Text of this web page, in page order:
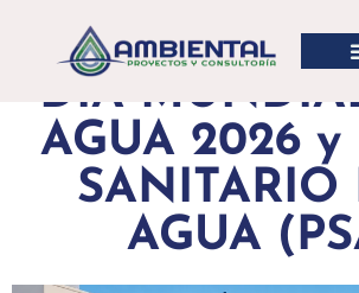
DIA
AGUA 2026 y
SANITARIO
AGUA